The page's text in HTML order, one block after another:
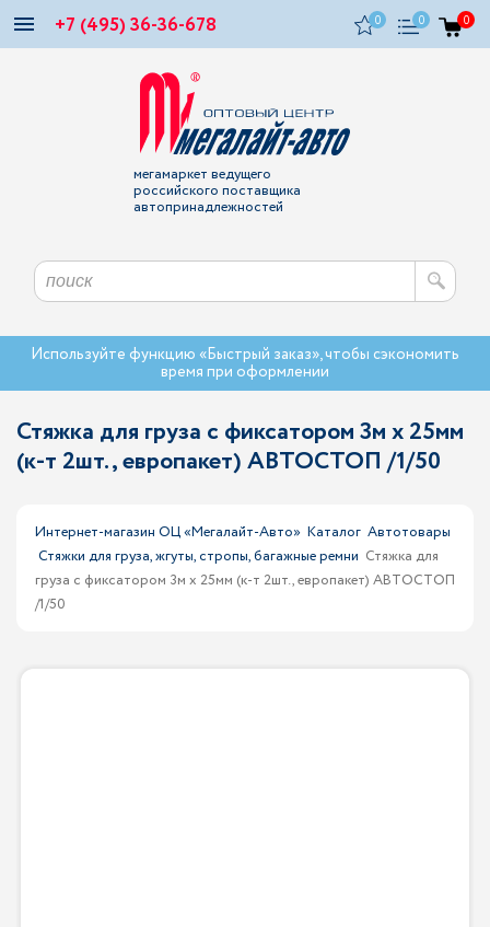
+7 (495) 36-36-678 0 0 0
мегамаркет ведущего
российского поставщика
автопринадлежностей
Используйте функцию «Быстрый заказ», чтобы сэкономить
время при оформлении
Стяжка для груза с фиксатором 3м х 25мм
(к-т 2шт., европакет) АВТОСТОП /1/50
Интернет-магазин ОЦ «Мегалайт-Авто» Каталог Автотовары
Стяжки для груза, жгуты, стропы, багажные ремни Стяжка для
груза с фиксатором 3м х 25мм (к-т 2шт., европакет) АВТОСТОП
/1/50